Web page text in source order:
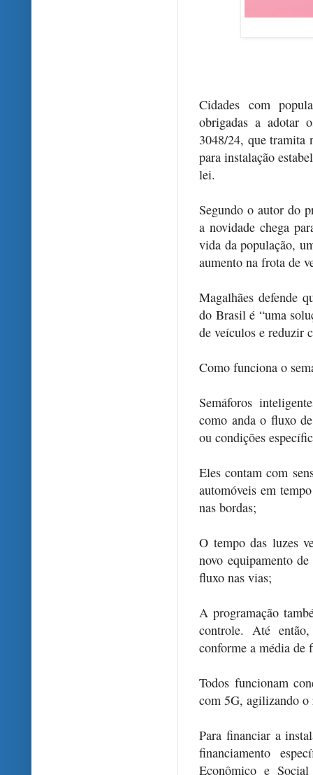
Cidades com
obrigadas a adotar
3048/24, que tramita
para instalação
lei.
Segundo o autor do
a novidade chega
vida da população,
aumento na frota de
Magalhães defende
do Brasil é “uma
de veículos e reduzir
Como funciona o
Semáforos
como anda o fluxo
ou condições
Eles contam com
automóveis em
nas bordas;
O tempo das luzes
novo equipamento
fluxo nas vias;
A programação
controle. Até então,
conforme a média de
Todos funcionam
com 5G, agilizando o
Para financiar a
financiamento
Econômico e